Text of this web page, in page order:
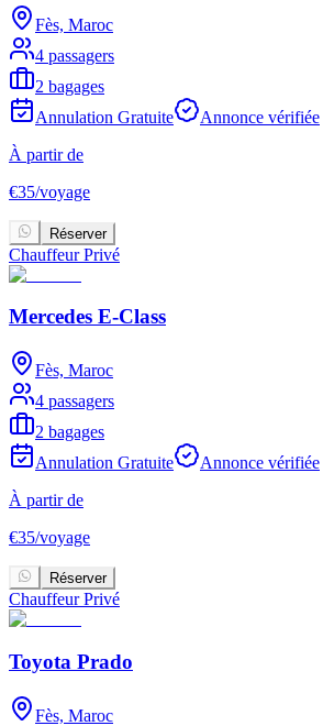
Fès, Maroc
4 passagers
2 bagages
Annulation Gratuite
Annonce vérifiée
À partir de
€35/voyage
Réserver
Chauffeur Privé
Mercedes E-Class
Fès, Maroc
4 passagers
2 bagages
Annulation Gratuite
Annonce vérifiée
À partir de
€35/voyage
Réserver
Chauffeur Privé
Toyota Prado
Fès, Maroc